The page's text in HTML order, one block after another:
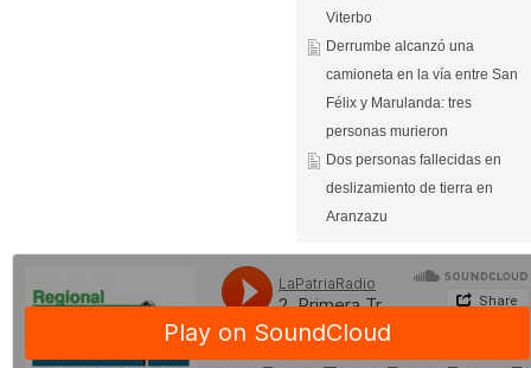
Viterbo
Derrumbe alcanzó una
camioneta en la vía entre San
Félix y Marulanda: tres
personas murieron
Dos personas fallecidas en
deslizamiento de tierra en
Aranzazu